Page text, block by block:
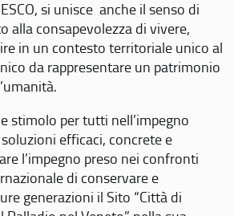
si unisce anche il senso di
alla consapevolezza di vivere,
in un contesto territoriale unico al
da rappresentare un patrimonio
stimolo per tutti nell’impegno
efficaci, concrete e
l’impegno preso nei confronti
di conservare e
generazioni il Sito “Città di